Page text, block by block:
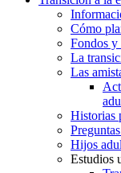
Cómo
Fondos y
La
Las
Historias
Hijos
Estudios